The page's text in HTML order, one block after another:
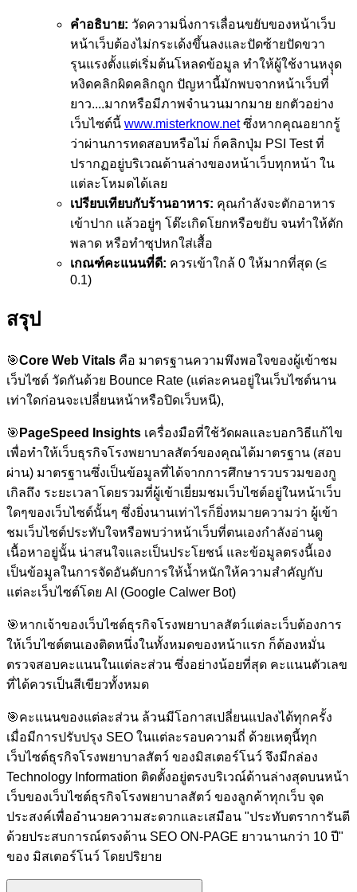
คำอธิบาย: วัดความนิ่งการเลื่อนขยับของหน้าเว็บ
หน้าเว็บต้องไม่กระเด้งขึ้นลงและปัดซ้ายปัดขวา
รุนแรงตั้งแต่เริ่มต้นโหลดข้อมูล ทำให้ผู้ใช้งานหงุุด
หงิดคลิกผิดคลิกถูก ปัญหานี้มักพบจากหน้าเว็บที่
ยาว....มากหรือมีภาพจำนวนมากมาย ยกตัวอย่าง
เว็บไซต์นี้ www.misterknow.netซึ่งหากคุณอยากรู้
ว่าผ่านการทดสอบหรือไม่ ก็คลิกปุ่ม PSI Test ที่
ปรากฏอยู่บริเวณด้านล่างของหน้าเว็บทุกหน้า ใน
แต่ละโหมดได้เลย
เปรียบเทียบกับร้านอาหาร: คุณกำลังจะตักอาหาร
เข้าปาก แล้วอยู่ๆ โต๊ะเกิดโยกหรือขยับ จนทำให้ตัก
พลาด หรือทำซุปหกใส่เสื้อ
เกณฑ์คะแนนที่ดี: ควรเข้าใกล้ 0 ให้มากที่สุด (≤
0.1)
สรุป
🎯Core Web Vitals คือ มาตรฐานความพึงพอใจของผู้เข้าชม
เว็บไซต์ วัดกันด้วย Bounce Rate (แต่ละคนอยู่ในเว็บไซต์นาน
เท่าใดก่อนจะเปลี่ยนหน้าหรือปิดเว็บหนี),
🎯 PageSpeed Insights เครื่องมือที่ใช้วัดผลและบอกวิธีแก้ไข
เพื่อทำให้เว็บธุรกิจโรงพยาบาลสัตว์ของคุณได้มาตรฐาน (สอบ
ผ่าน) มาตรฐานซึ่งเป็นข้อมูลที่ได้จากการศึกษารวบรวมของกู
เกิลถึง ระยะเวลาโดยรวมที่ผู้เข้าเยี่ยมชมเว็บไซต์อยู่ในหน้าเว็บ
ใดๆของเว็บไซต์นั้นๆ ซึ่งยิ่งนานเท่าไรก็ยิ่งหมายความว่า ผู้เข้า
ชมเว็บไซต์ประทับใจหรือพบว่าหน้าเว็บที่ตนเองกำลังอ่านดู
เนื้อหาอยู่นั้น น่าสนใจและเป็นประโยชน์ และข้อมูลตรงนี้เอง
เป็นข้อมูลในการจัดอันดับการให้น้ำหนักให้ความสำคัญกับ
แต่ละเว็บไซต์โดย AI (Google Calwer Bot)
🎯หากเจ้าของเว็บไซต์ธุรกิจโรงพยาบาลสัตว์แต่ละเว็บต้องการ
ให้เว็บไซต์ตนเองติดหนึ่งในทั้งหมดของหน้าแรก ก็ต้องหมั่น
ตรวจสอบคะแนนในแต่ละส่วน ซึ่งอย่างน้อยที่สุด คะแนนตัวเลข
ที่ได้ควรเป็นสีเขียวทั้งหมด
🎯คะแนนของแต่ละส่วน ล้วนมีโอกาสเปลี่ยนแปลงได้ทุกครั้ง
เมื่อมีการปรับปรุง SEO ในแต่ละรอบความถี่ ด้วยเหตุนี้ทุก
เว็บไซต์ธุรกิจโรงพยาบาลสัตว์ ของมิสเตอร์โนว์ จึงมีกล่อง
Technology Information ติดตั้งอยู่ตรงบริเวณ์ด้านล่างสุดบนหน้า
เว็บของเว็บไซต์ธุรกิจโรงพยาบาลสัตว์ ของลูกค้าทุกเว็บ จุด
ประสงค์เพื่ออำนวยความสะดวกและเสมือน "ประทับตราการันตี
ด้วยประสบการณ์ตรงด้าน SEO ON-PAGE ยาวนานกว่า 10 ปี"
ของ มิสเตอร์โนว์ โดยปริยาย